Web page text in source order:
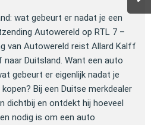
wat gebeurt er nadat je een
Autowereld op RTL 7 –
van Autowereld reist Allard Kalff
Duitsland. Want een auto
gebeurt er eigenlijk nadat je
Bij een Duitse merkdealer
dichtbij en ontdekt hij hoeveel
nodig is om een auto